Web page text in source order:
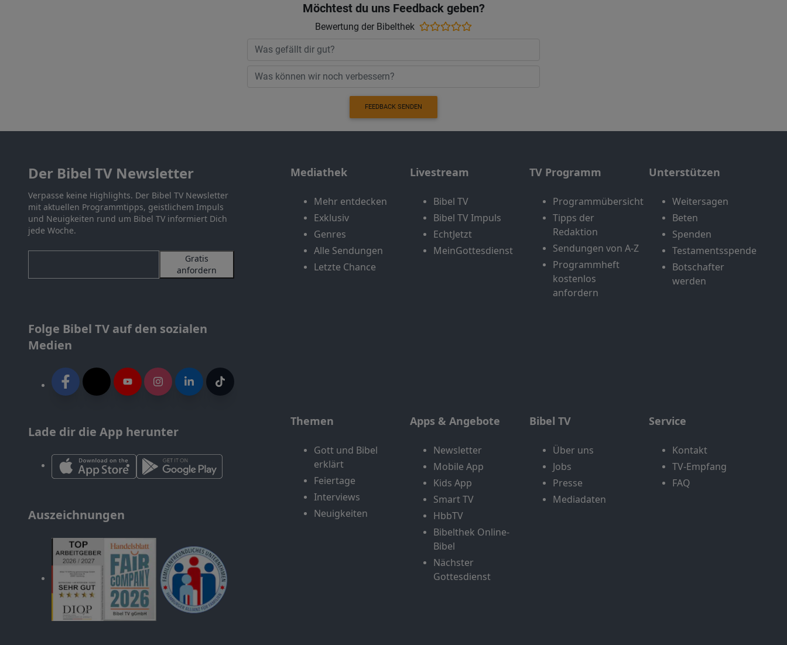
Möchtest du uns Feedback geben?
Bewertung der Bibelthek
FEEDBACK SENDEN
Der Bibel TV Newsletter
Verpasse keine Highlights. Der Bibel TV Newsletter
mit aktuellen Programmtipps, geistlichem Impuls
und Neuigkeiten rund um Bibel TV informiert Dich
jede Woche.
Gratis
anfordern
Folge Bibel TV auf den sozialen
Medien
Lade dir die App herunter
Auszeichnungen
Mediathek
Mehr entdecken
Exklusiv
Genres
Alle Sendungen
Letzte Chance
Livestream
Bibel TV
Bibel TV Impuls
EchtJetzt
MeinGottesdienst
TV Programm
Programmübersicht
Tipps der
Redaktion
Sendungen von A-Z
Programmheft
kostenlos
anfordern
Unterstützen
Weitersagen
Beten
Spenden
Testamentsspende
Botschafter
werden
Themen
Gott und Bibel
erklärt
Feiertage
Interviews
Neuigkeiten
Apps & Angebote
Newsletter
Mobile App
Kids App
Smart TV
HbbTV
Bibelthek Online-
Bibel
Nächster
Gottesdienst
Bibel TV
Über uns
Jobs
Presse
Mediadaten
Service
Kontakt
TV-Empfang
FAQ